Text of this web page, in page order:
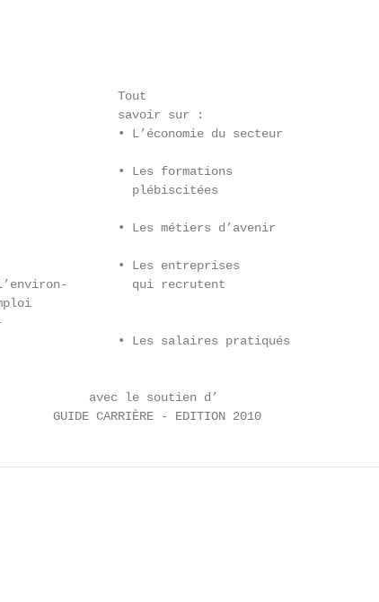
Tout
savoir sur :
• L’économie du secteur
• Les formations
plébiscitées
• Les métiers d’avenir
• Les entreprises
l’environ-         qui recrutent
• Les salaires pratiqués
avec le soutien d’
GUIDE CARRIÈRE - EDITION 2010